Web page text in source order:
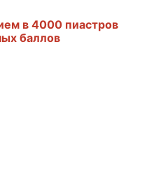
в 4000 пиастров
баллов